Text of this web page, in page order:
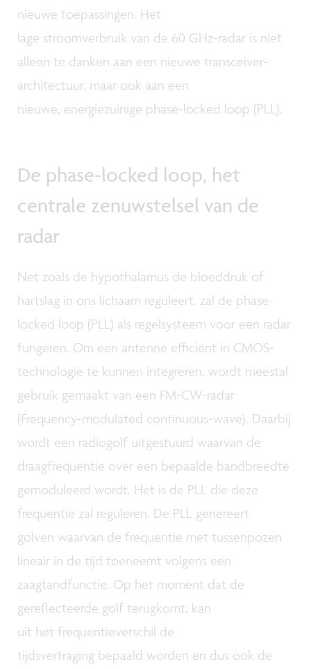
nieuwe toepassingen. Het
lage stroomverbruik van de 60 GHz-radar is niet
alleen te danken aan een nieuwe transceiver-
architectuur, maar ook aan een
nieuwe, energiezuinige phase-locked loop (PLL).
De phase-locked loop, het
centrale zenuwstelsel van de
radar
Net zoals de hypothalamus de bloeddruk of
hartslag in ons lichaam reguleert, zal de phase-
locked loop (PLL) als regelsysteem voor een radar
fungeren. Om een antenne efficiënt in CMOS-
technologie te kunnen integreren, wordt meestal
gebruik gemaakt van een FM-CW-radar
(Frequency-modulated continuous-wave). Daarbij
wordt een radiogolf uitgestuurd waarvan de
draagfrequentie over een bepaalde bandbreedte
gemoduleerd wordt. Het is de PLL die deze
frequentie zal reguleren. De PLL genereert
golven waarvan de frequentie met tussenpozen
lineair in de tijd toeneemt volgens een
zaagtandfunctie. Op het moment dat de
gereflecteerde golf terugkomt, kan
uit het frequentieverschil de
tijdsvertraging bepaald worden en dus ook de